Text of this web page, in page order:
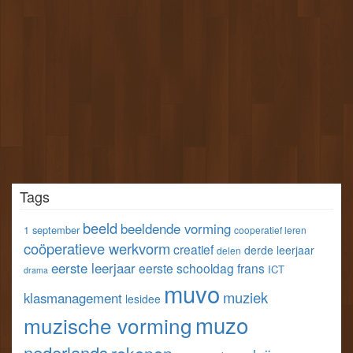
Tags
1 september beeld beeldende vorming cooperatief leren
coöperatieve werkvorm creatief delen derde leerjaar
drama eerste leerjaareerste schooldag frans ICT
klasmanagement lesidee muvo muziek
muzische vorming muzo